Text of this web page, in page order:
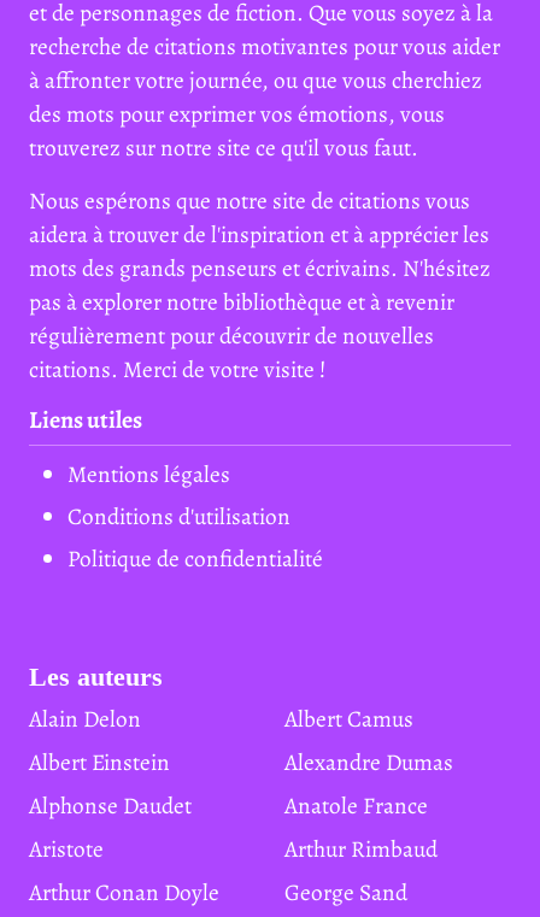
et de personnages de fiction. Que vous soyez à la
recherche de citations motivantes pour vous aider
à affronter votre journée, ou que vous cherchiez
des mots pour exprimer vos émotions, vous
trouverez sur notre site ce qu'il vous faut.
Nous espérons que notre site de citations vous
aidera à trouver de l'inspiration et à apprécier les
mots des grands penseurs et écrivains. N'hésitez
pas à explorer notre bibliothèque et à revenir
régulièrement pour découvrir de nouvelles
citations. Merci de votre visite !
Liens utiles
Mentions légales
Conditions d'utilisation
Politique de confidentialité
Les auteurs
Alain Delon
Albert Camus
Albert Einstein
Alexandre Dumas
Alphonse Daudet
Anatole France
Aristote
Arthur Rimbaud
Arthur Conan Doyle
George Sand